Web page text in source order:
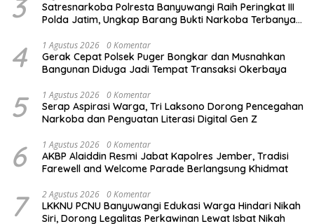
Satresnarkoba Polresta Banyuwangi Raih Peringkat III
Polda Jatim, Ungkap Barang Bukti Narkoba Terbanyak
4 1 Agustus 2026 0 Komentar
Gerak Cepat Polsek Puger Bongkar dan Musnahkan
Bangunan Diduga Jadi Tempat Transaksi Okerbaya
5 1 Agustus 2026 0 Komentar
Serap Aspirasi Warga, Tri Laksono Dorong Pencegahan
Narkoba dan Penguatan Literasi Digital Gen Z
6 1 Agustus 2026 0 Komentar
AKBP Alaiddin Resmi Jabat Kapolres Jember, Tradisi
Farewell and Welcome Parade Berlangsung Khidmat
7 2 Agustus 2026 0 Komentar
LKKNU PCNU Banyuwangi Edukasi Warga Hindari Nikah
Siri, Dorong Legalitas Perkawinan Lewat Isbat Nikah